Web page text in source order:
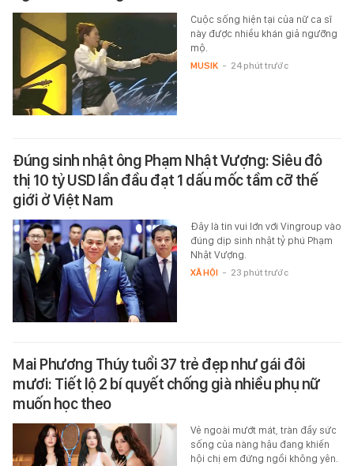
Cuộc sống hiện tại của nữ ca sĩ
này được nhiều khán giả ngưỡng
mộ.
MUSIK - 24 phút trước
Đúng sinh nhật ông Phạm Nhật Vượng: Siêu đô
thị 10 tỷ USD lần đầu đạt 1 dấu mốc tầm cỡ thế
giới ở Việt Nam
Đây là tin vui lớn với Vingroup vào
đúng dịp sinh nhật tỷ phú Phạm
Nhật Vượng.
XÃ HỘI - 23 phút trước
Mai Phương Thúy tuổi 37 trẻ đẹp như gái đôi
mươi: Tiết lộ 2 bí quyết chống già nhiều phụ nữ
muốn học theo
Vẻ ngoài mướt mát, tràn đầy sức
sống của nàng hậu đang khiến
hội chị em đứng ngồi không yên.